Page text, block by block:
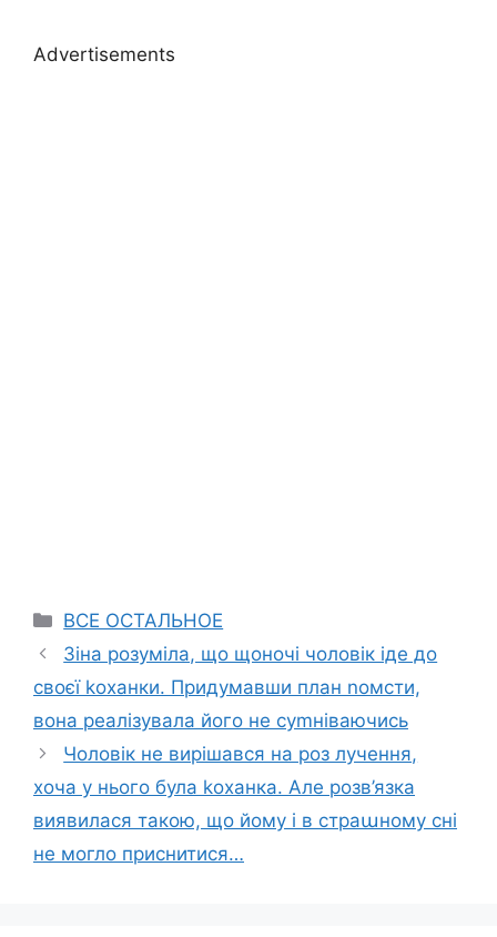
Advertisements
Categories
ВСЕ ОСТАЛЬНОЕ
Зіна розуміла, що щоночі чоловік іде до
своєї kоханки. Придумавши план nомсти,
вона реалізувала його не суmніваючись
Чоловік не вирішався на роз лучення,
хоча у нього була kоханка. Але розв’язка
виявилася такою, що йому і в страաному сні
не могло приснитися…